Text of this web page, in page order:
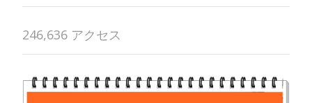
246,636 アクセス